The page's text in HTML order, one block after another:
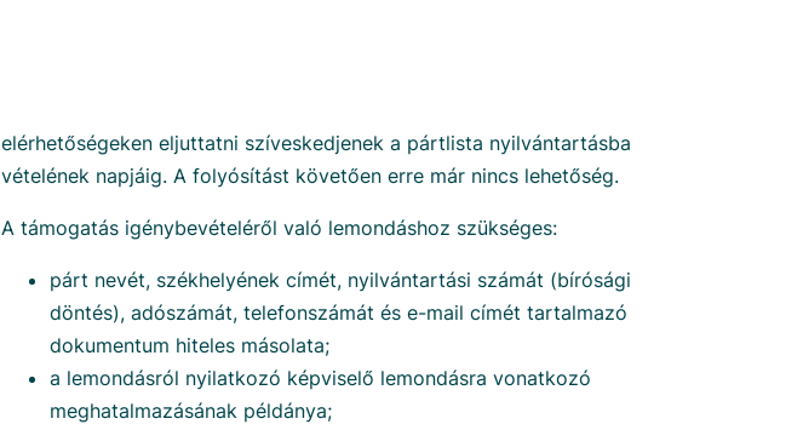
elérhetőségeken eljuttatni szíveskedjenek a pártlista nyilvántartásba
vételének napjáig. A folyósítást követően erre már nincs lehetőség.
A támogatás igénybevételéről való lemondáshoz szükséges:
párt nevét, székhelyének címét, nyilvántartási számát (bírósági
döntés), adószámát, telefonszámát és e-mail címét tartalmazó
dokumentum hiteles másolata;
a lemondásról nyilatkozó képviselő lemondásra vonatkozó
meghatalmazásának példánya;